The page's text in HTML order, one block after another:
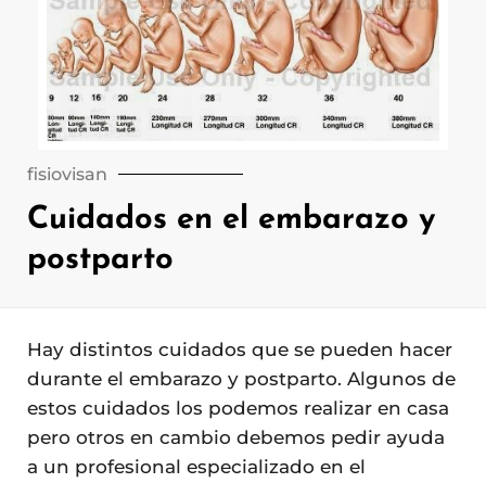
fisiovisan
Cuidados en el embarazo y
postparto
Hay distintos cuidados que se pueden hacer
durante el embarazo y postparto. Algunos de
estos cuidados los podemos realizar en casa
pero otros en cambio debemos pedir ayuda
a un profesional especializado en el